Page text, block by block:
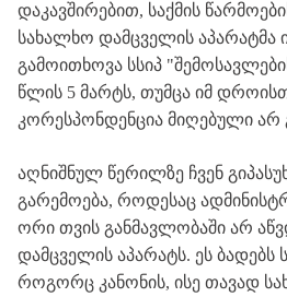
დაკავშირებით, საქმის
სახალხო დამცველის აპარატმა
გამოითხოვა სსიპ "
წლის 5 მარტს, თუმცა იმ
კორესპონდენცია მიღებული არ
აღნიშნულ წერილზე ჩვენ
გარემოება, როდესაც
ორი თვის განმავლობაში არ
დამცველის აპარატს. ეს ბადებს
როგორც კანონის, ისე თავად